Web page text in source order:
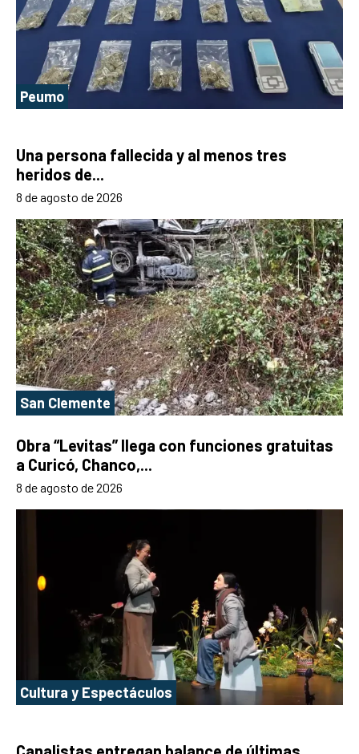
Peumo
Una persona fallecida y al menos tres
heridos de...
8 de agosto de 2026
San Clemente
Obra “Levitas” llega con funciones gratuitas
a Curicó, Chanco,...
8 de agosto de 2026
Cultura y Espectáculos